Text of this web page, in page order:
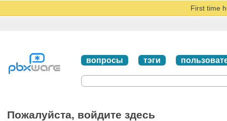
First time
вопросы тэги
Пожалуйста, войдите здесь